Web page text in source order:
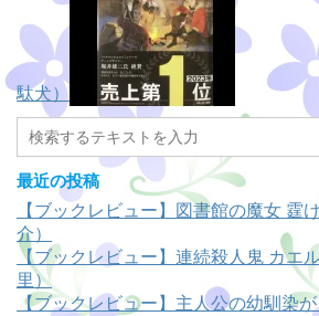
駄犬）
最近の投稿
【ブックレビュー】図書館の魔女 霆
介）
【ブックレビュー】連続殺人鬼 カエ
里）
【ブックレビュー】主人公の幼馴染